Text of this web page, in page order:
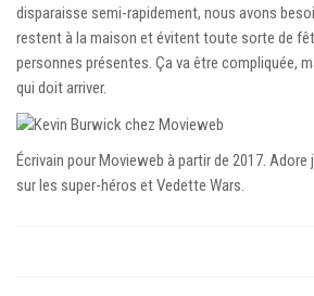
disparaisse semi-rapidement, nous avons
restent à la maison et évitent toute sorte de
personnes présentes. Ça va être compliquée,
qui doit arriver.
Écrivain pour Movieweb à partir de 2017.
sur les super-héros et Vedette Wars.